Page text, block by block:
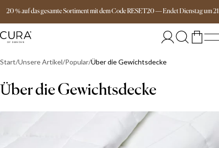
20 % auf das gesamte Sortiment mit dem Code RESET20—EndetDienstagum
Versandkostenfrei ab 149€
Start Unsere Artikel Popular Über die Gewichtsdecke
Über die Gewichtsdecke